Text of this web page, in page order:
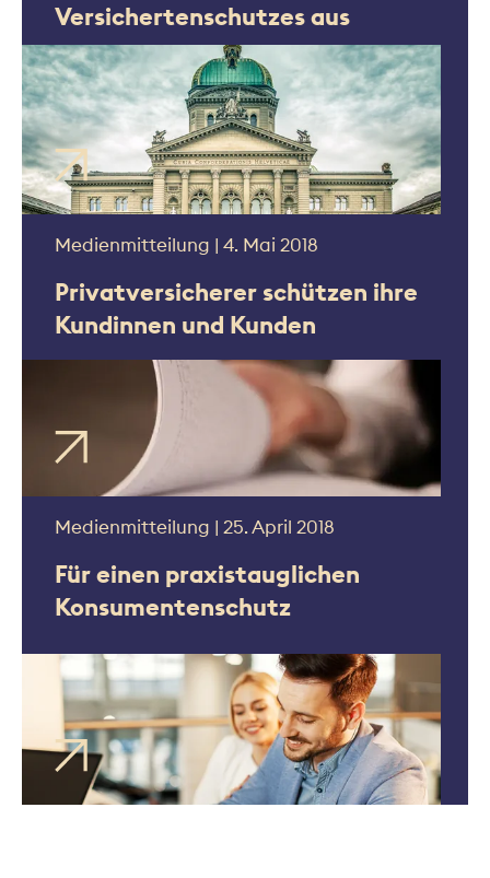
Versichertenschutzes aus
Medienmitteilung | 4. Mai 2018
Privatversicherer schützen ihre
Kundinnen und Kunden
Medienmitteilung | 25. April 2018
Für einen praxistauglichen
Konsumentenschutz